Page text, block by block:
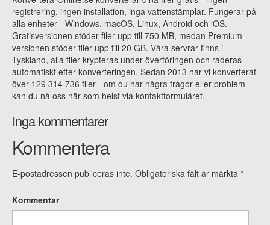
registrering, ingen installation, inga vattenstämplar. Fungerar på
alla enheter - Windows, macOS, Linux, Android och iOS.
Gratisversionen stöder filer upp till 750 MB, medan Premium-
versionen stöder filer upp till 20 GB. Våra servrar finns i
Tyskland, alla filer krypteras under överföringen och raderas
automatiskt efter konverteringen. Sedan 2013 har vi konverterat
över 129 314 736 filer - om du har några frågor eller problem
kan du nå oss när som helst via kontaktformuläret.
Inga kommentarer
Kommentera
E-postadressen publiceras inte. Obligatoriska fält är märkta *
Kommentar